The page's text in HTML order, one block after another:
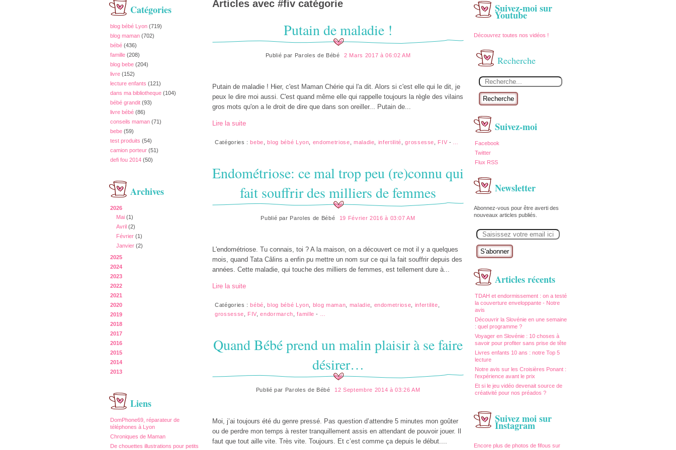
Catégories
blog bébé Lyon (719)
blog maman (702)
bébé (436)
famille (208)
blog bebe (204)
livre (152)
lecture enfants (121)
dans ma bibliotheque (104)
bébé grandit (93)
livre bébé (86)
conseils maman (71)
bebe (59)
test produits (54)
camion porteur (51)
defi fou 2014 (50)
Archives
2026
Mai (1)
Avril (2)
Février (1)
Janvier (2)
2025
2024
2023
2022
2021
2020
2019
2018
2017
2016
2015
2014
2013
Liens
DomPhone69, réparateur de
téléphones à Lyon
Chroniques de Maman
De chouettes illustrations pour petits
Suivez-moi sur
Youtube
Découvrez toutes nos vidéos !
Recherche
Recherche
Suivez-moi
Facebook
Twitter
Flux RSS
Newsletter
Abonnez-vous pour être averti des
nouveaux articles publiés.
m
Articles récents
TDAH et endormissement : on a testé
la couverture enveloppante - Notre
avis
Découvrir la Slovénie en une semaine
: quel programme ?
Voyager en Slovénie : 10 choses à
savoir pour profiter sans prise de tête
Livres enfants 10 ans : notre Top 5
lecture
Notre avis sur les Croisières Ponant :
l'expérience avant le prix
Et si le jeu vidéo devenait source de
créativité pour nos préados ?
Suivez moi sur
Instagram
Encore plus de photos de fifous sur
Articles avec #fiv catégorie
Putain de maladie !
Publié par Paroles de Bébé 2 Mars 2017 à 06:02 AM
Putain de maladie ! Hier, c'est Maman Chérie qui l'a dit. Alors si c'est elle qui le dit, je
peux le dire moi aussi. C'est quand même elle qui rappelle toujours la règle des vilains
gros mots qu'on a le droit de dire que dans son oreiller... Putain de...
Lire la suite
Catégories : bebe blog bébé Lyon endometriose maladie infertilité ,grossesse FIV -
Endométriose: ce mal trop peu (re)connu qui
fait souffrir des milliers de femmes
Publié par Paroles de Bébé 19 Février 2016 à 03:07 AM
L'endométriose. Tu connais, toi ? A la maison, on a découvert ce mot il y a quelques
mois, quand Tata Câlins a enfin pu mettre un nom sur ce qui la fait souffrir depuis des
années. Cette maladie, qui touche des milliers de femmes, est tellement dure à...
Lire la suite
Catégories :bébé ,blog bébé Lyon blog maman maladie endometriose infertilite
grossesse
FIV ,endormarch ,famille -
Quand Bébé prend un malin plaisir à se faire
désirer…
Publié par Paroles de Bébé 12 Septembre 2014 à 03:26 AM
Moi, j’ai toujours été du genre pressé. Pas question d’attendre 5 minutes mon goûter
ou de perdre mon temps à rester tranquillement assis en attendant de pouvoir jouer. Il
faut que tout aille vite. Très vite. Toujours. Et c’est comme ça depuis le début....